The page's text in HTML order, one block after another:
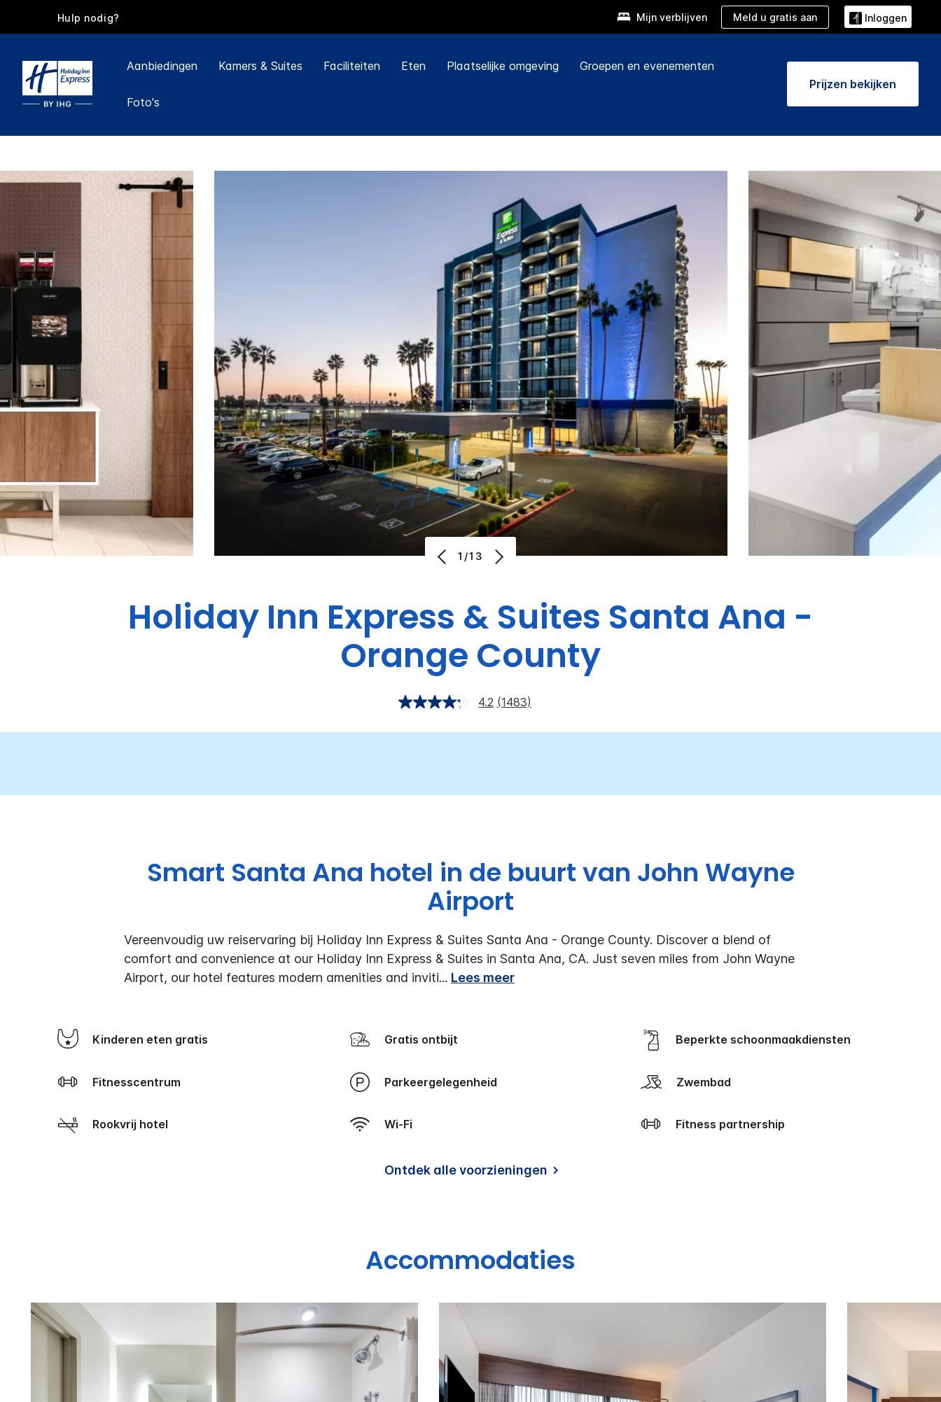
Hulp nodig? Mijn verblijven Meld u gratis aan Inloggen
Aanbiedingen Kamers & Suites Faciliteiten Eten Plaatselijke omgeving Groepen en evenementen
Foto's
Prijzen bekijken
1/13
Holiday Inn Express & Suites Santa Ana -
Orange County
4.2 (1483)
Smart Santa Ana hotel in de buurt van John Wayne
Airport
Vereenvoudig uw reiservaring bij Holiday Inn Express & Suites Santa Ana - Orange County. Discover a blend of
comfort and convenience at our Holiday Inn Express & Suites in Santa Ana, CA. Just seven miles from John Wayne
Airport, our hotel features modern amenities and inviti... Lees meer
Kinderen eten gratis Gratis ontbijt Beperkte schoonmaakdiensten
Fitnesscentrum Parkeergelegenheid Zwembad
Rookvrij hotel Wi-Fi Fitness partnership
Ontdek alle voorzieningen
Accommodaties